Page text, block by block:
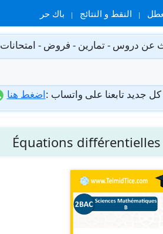
النقط و النتائج باك حر
عن دروس - تمارين - فروض - امتحانات
جديد تابعنا على واتساب :اضغط هنا
Équations différentielles